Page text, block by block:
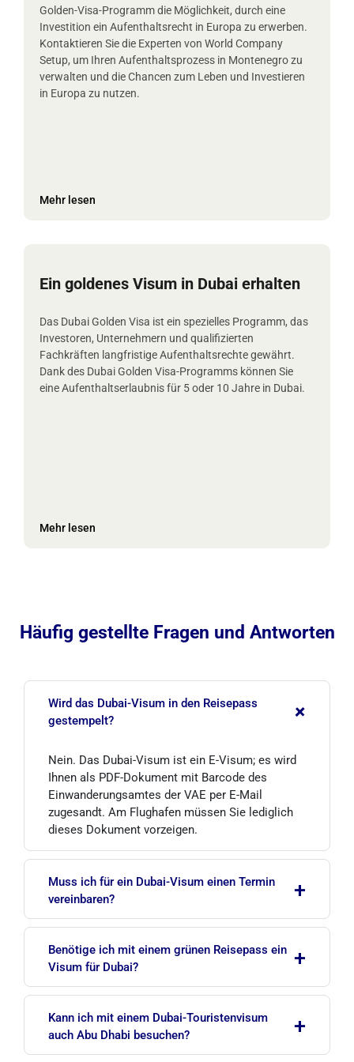
Golden-Visa-Programm die Möglichkeit, durch eine
Investition ein Aufenthaltsrecht in Europa zu erwerben.
Kontaktieren Sie die Experten von World Company
Setup, um Ihren Aufenthaltsprozess in Montenegro zu
verwalten und die Chancen zum Leben und Investieren
in Europa zu nutzen.
Mehr lesen
Ein goldenes Visum in Dubai erhalten
Das Dubai Golden Visa ist ein spezielles Programm, das
Investoren, Unternehmern und qualifizierten
Fachkräften langfristige Aufenthaltsrechte gewährt.
Dank des Dubai Golden Visa-Programms können Sie
eine Aufenthaltserlaubnis für 5 oder 10 Jahre in Dubai.
Mehr lesen
Häufig gestellte Fragen und Antworten
Wird das Dubai-Visum in den Reisepass
gestempelt?
+
Nein. Das Dubai-Visum ist ein E-Visum; es wird
Ihnen als PDF-Dokument mit Barcode des
Einwanderungsamtes der VAE per E-Mail
zugesandt. Am Flughafen müssen Sie lediglich
dieses Dokument vorzeigen.
Muss ich für ein Dubai-Visum einen Termin
vereinbaren?
+
müssen weder ein Konsulat aufsuchen noch
einen Termin vereinbaren oder persönlich
erscheinen.
Benötige ich mit einem grünen Reisepass ein
Visum für Dubai?
+
Reisepasses sind für Aufenthalte von bis zu 90
Tagen von der Visumpflicht befreit. Einzige
Voraussetzung ist eine Passgültigkeit von
Kann ich mit einem Dubai-Touristenvisum
auch Abu Dhabi besuchen?
+